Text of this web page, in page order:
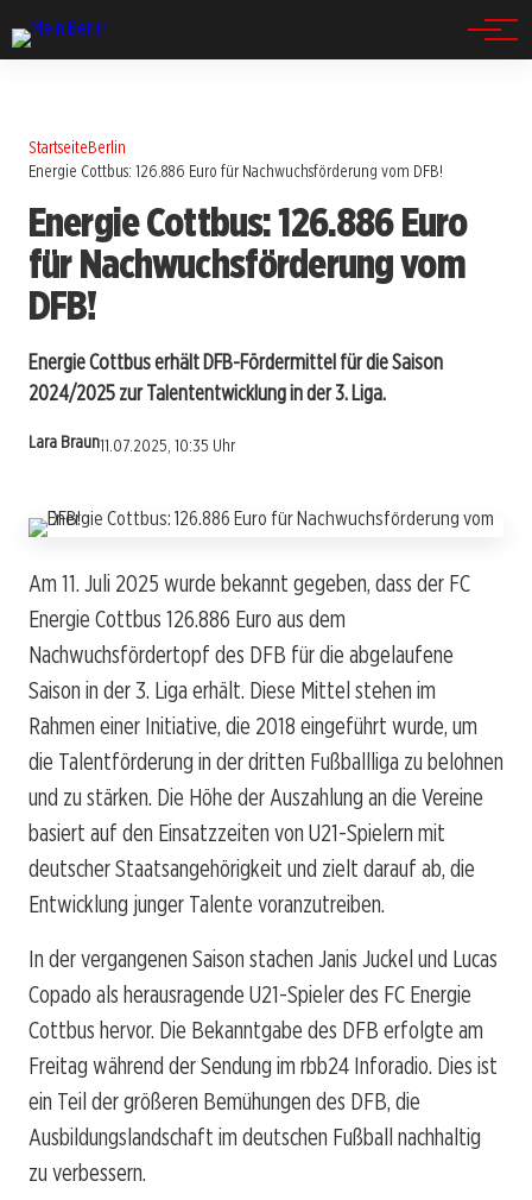
StartseiteBerlin
Energie Cottbus: 126.886 Euro für Nachwuchsförderung vom DFB!
Energie Cottbus: 126.886 Euro
für Nachwuchsförderung vom
DFB!
Energie Cottbus erhält DFB-Fördermittel für die Saison
2024/2025 zur Talententwicklung in der 3. Liga.
Lara Braun11.07.2025, 10:35 Uhr
Am 11. Juli 2025 wurde bekannt gegeben, dass der FC
Energie Cottbus 126.886 Euro aus dem
Nachwuchsfördertopf des DFB für die abgelaufene
Saison in der 3. Liga erhält. Diese Mittel stehen im
Rahmen einer Initiative, die 2018 eingeführt wurde, um
die Talentförderung in der dritten Fußballliga zu belohnen
und zu stärken. Die Höhe der Auszahlung an die Vereine
basiert auf den Einsatzzeiten von U21-Spielern mit
deutscher Staatsangehörigkeit und zielt darauf ab, die
Entwicklung junger Talente voranzutreiben.
In der vergangenen Saison stachen Janis Juckel und Lucas
Copado als herausragende U21-Spieler des FC Energie
Cottbus hervor. Die Bekanntgabe des DFB erfolgte am
Freitag während der Sendung im rbb24 Inforadio. Dies ist
ein Teil der größeren Bemühungen des DFB, die
Ausbildungslandschaft im deutschen Fußball nachhaltig
zu verbessern.